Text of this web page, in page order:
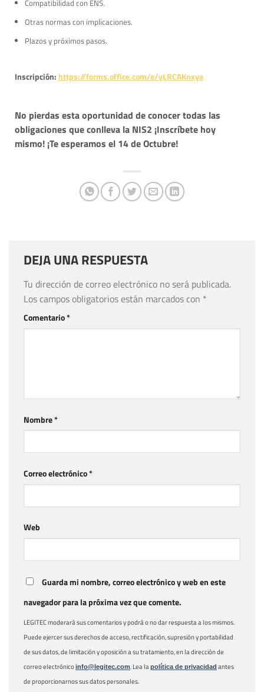
Compatibilidad con ENS.
Otras normas con implicaciones.
Plazos y próximos pasos.
Inscripción: https://forms.office.com/e/yLRCAKnxya
No pierdas esta oportunidad de conocer todas las
obligaciones que conlleva la NIS2 ¡Inscríbete hoy
mismo! ¡Te esperamos el 14 de Octubre!
DEJA UNA RESPUESTA
Tu dirección de correo electrónico no será publicada.
Los campos obligatorios están marcados con *
Comentario*
Nombre*
Correo electrónico*
Web
Guarda mi nombre, correo electrónico y web en este
navegador para la próxima vez que comente.
LEGITEC moderará sus comentarios y podrá o no dar respuesta a los mismos.
Puede ejercer sus derechos de acceso, rectificación, supresión y portabilidad
de sus datos, de limitación y oposición a su tratamiento, en la dirección de
correo electrónicoinfo@legitec.com. Lea lapolítica de privacidad antes
de proporcionarnos sus datos personales.